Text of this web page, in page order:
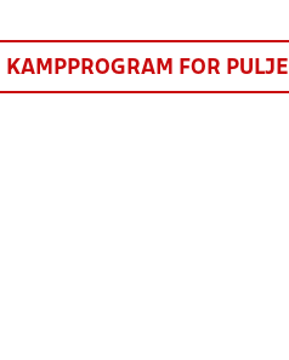
KAMPPROGRAM FOR PULJE